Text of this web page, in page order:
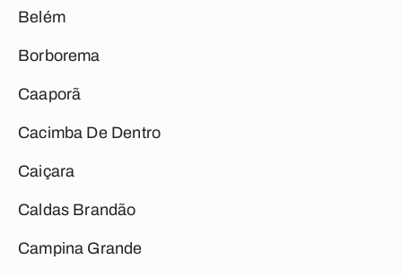
Belém
Borborema
Caaporã
Cacimba De Dentro
Caiçara
Caldas Brandão
Campina Grande